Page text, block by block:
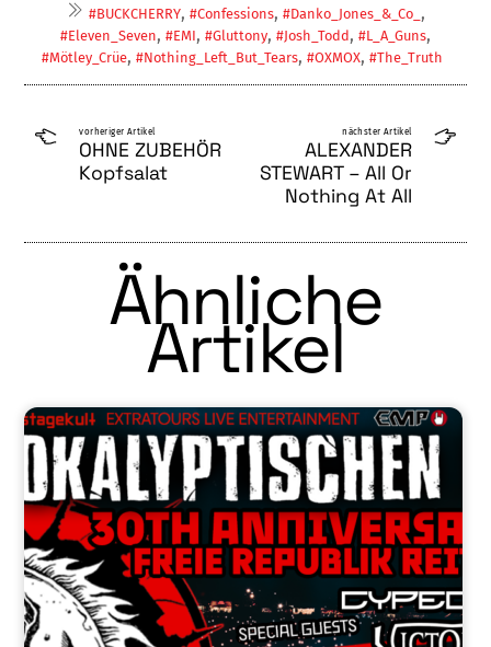
#BUCKCHERRY, #Confessions, #Danko_Jones_&_Co_ ,
#Eleven_Seven, #EMI, #Gluttony, #Josh_Todd, #L_A_Guns,
#Mötley_Crüe, #Nothing_Left_But_Tears, #OXMOX, #The_Truth
vorheriger Artikel
OHNE ZUBEHÖR
Kopfsalat
nächster Artikel
ALEXANDER
STEWART – All Or
Nothing At All
Ähnliche
Artikel